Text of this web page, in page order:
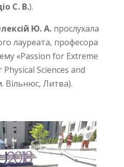
С. В.).
Ю. А. прослухала
лауреата, професора
«Passion for Extreme
Sciences and
Вільнюс, Литва).